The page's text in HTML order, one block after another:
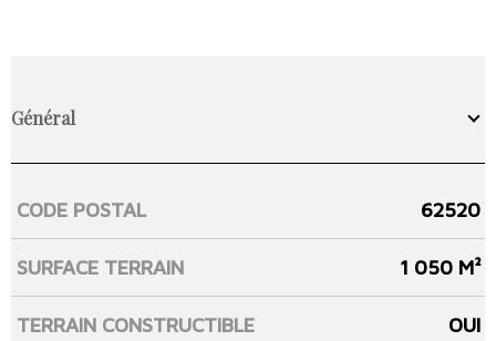
Général
Caractérisque Valeurs
CODE POSTAL 62520
SURFACE TERRAIN 1 050 M²
TERRAIN CONSTRUCTIBLE OUI